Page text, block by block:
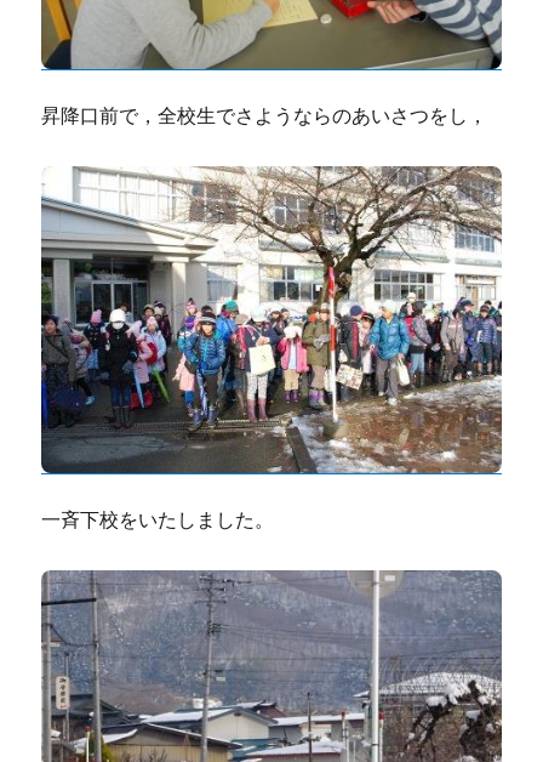
昇降口前で，全校生でさようならのあいさつをし，
一斉下校をいたしました。